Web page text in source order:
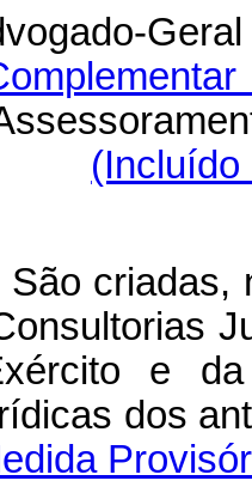
(Incluído
criadas,
e